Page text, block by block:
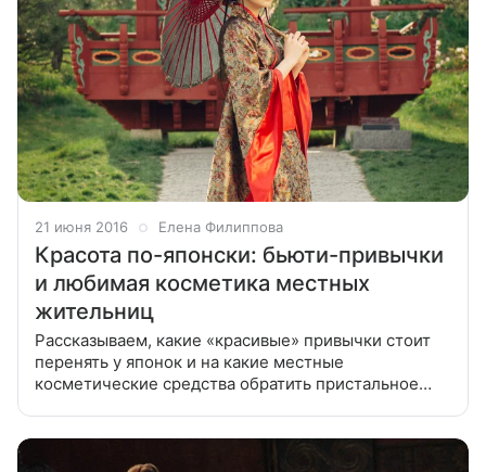
21 июня 2016 Елена Филиппова
Красота по-японски: бьюти-привычки
и любимая косметика местных
жительниц
Рассказываем, какие «красивые» привычки стоит
перенять у японок и на какие местные
косметические средства обратить пристальное